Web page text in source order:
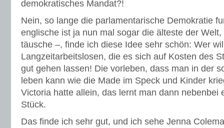
demokratisches Mandat?!
Nein, so lange die parlamentarische Demokratie
englische ist ja nun mal sogar die älteste der
täusche –, finde ich diese Idee sehr schön: Wer
Langzeitarbeitslosen, die es sich auf Kosten des
gut gehen lassen! Die vorleben, dass man in der
leben kann wie die Made im Speck und Kinder
Victoria hatte allein, das lernt man dann nebenbei
Stück.
Das finde ich sehr gut, und ich sehe Jenna